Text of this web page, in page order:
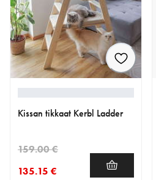
Kissan tikkaat Kerbl Ladder
135.15 €
159.00 €